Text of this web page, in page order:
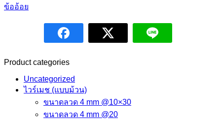
ข้ออ้อย
Product categories
Uncategorized
ไวร์เมช (แบบม้วน)
ขนาดลวด 4 mm @10×30
ขนาดลวด 4 mm @20